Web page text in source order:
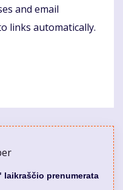
and email
links automatically.
prenumerata